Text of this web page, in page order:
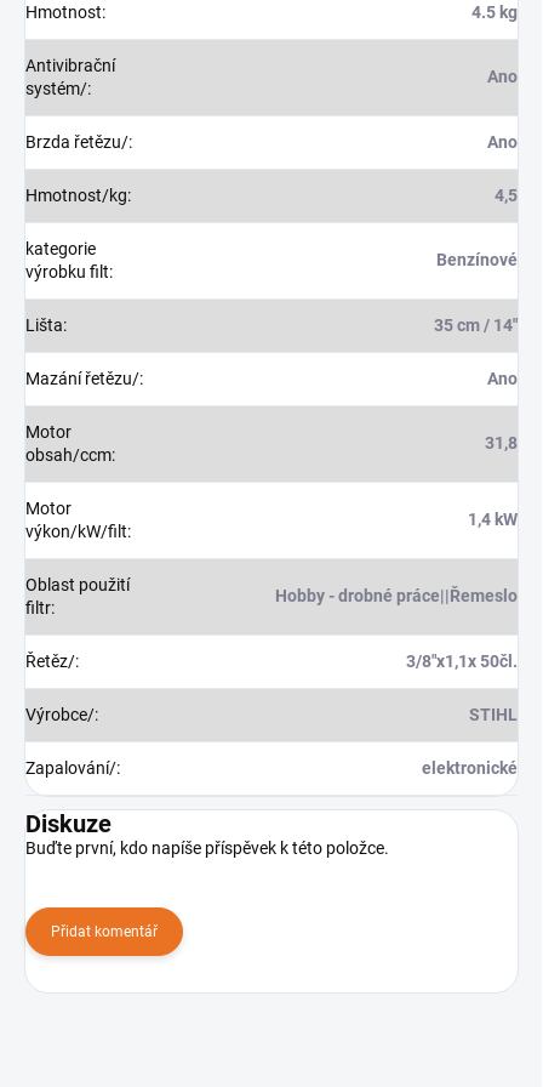
Hmotnost: 4.5 kg
Antivibrační
systém/:
Ano
Brzda řetězu/: Ano
Hmotnost/kg: 4,5
kategorie
výrobku filt:
Benzínové
Lišta: 35 cm / 14"
Mazání řetězu/: Ano
Motor
obsah/ccm:
31,8
Motor
výkon/kW/filt:
1,4 kW
Oblast použití
filtr:
Hobby - drobné práce||Řemeslo
Řetěz/: 3/8"x1,1x 50čl.
Výrobce/: STIHL
Zapalování/: elektronické
Diskuze
Buďte první, kdo napíše příspěvek k této položce.
Přidat komentář